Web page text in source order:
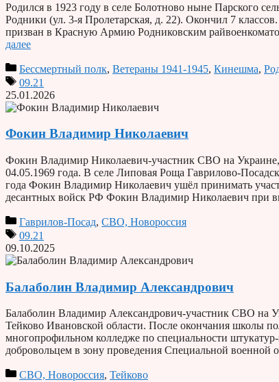
Родился в 1923 году в селе Болотново ныне Парского
Родники (ул. 3-я Пролетарская, д. 22). Окончил 7
призван в Красную Армию Родниковским
далее
Бессмертный полк, Ветераны 1941-1945, Кинешма,
09.21
25.01.2026
Фокин Владимир Николаевич
Фокин Владимир Николаевич-участник СВО на
04.05.1969 года. В селе Липовая Роща Гаврилово-
года Фокин Владимир Николаевич ушёл принимать
десантных войск РФ Фокин Владимир Николаевич при
Гаврилов-Посад, СВО, Новороссия
09.21
09.10.2025
Балаболин Владимир Александрович
Балаболин Владимир Александрович-участник СВО на
Тейково Ивановской области. После окончания школы
многопрофильном колледже по специальности
добровольцем в зону проведения Специальной
СВО, Новороссия, Тейково